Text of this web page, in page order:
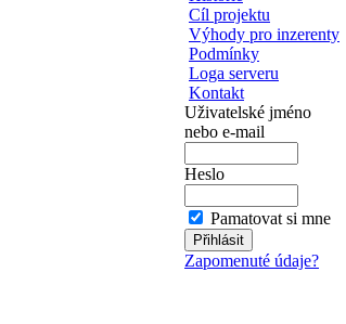
Cíl projektu
Výhody pro inzerenty
Podmínky
Loga serveru
Kontakt
Uživatelské jméno
nebo e-mail
Heslo
Pamatovat si mne
Zapomenuté údaje?